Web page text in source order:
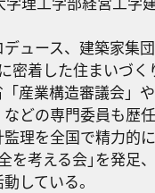
ュース、建築家集
密着した住まいづく
産業構造審議会」
どの専門委員も歴
理を全国で精力的
を考える会｣を発足
している。